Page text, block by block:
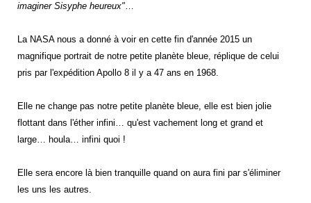
imaginer Sisyphe heureux"…
La NASA nous a donné à voir en cette fin d'année 2015 un
magnifique portrait de notre petite planète bleue, réplique de celui
pris par l'expédition Apollo 8 il y a 47 ans en 1968.
Elle ne change pas notre petite planète bleue, elle est bien jolie
flottant dans l'éther infini… qu'est vachement long et grand et
large… houla… infini quoi !
Elle sera encore là bien tranquille quand on aura fini par s'éliminer
les uns les autres.